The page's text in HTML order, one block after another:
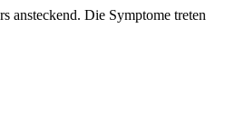
ansteckend. Die Symptome treten